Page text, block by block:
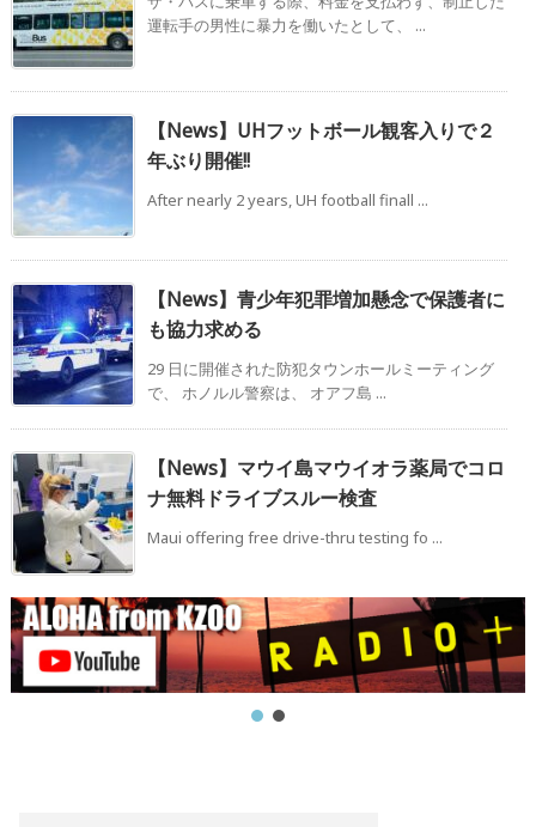
運転手の男性に暴力を働いたとして、 ...
【News】UHフットボール観客入りで２
年ぶり開催!!
After nearly 2 years, UH football finall ...
【News】青少年犯罪増加懸念で保護者に
も協力求める
29 日に開催された防犯タウンホールミーティング
で、 ホノルル警察は、 オアフ島 ...
【News】マウイ島マウイオラ薬局でコロ
ナ無料ドライブスルー検査
Maui offering free drive-thru testing fo ...